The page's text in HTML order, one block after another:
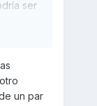
ser
un par